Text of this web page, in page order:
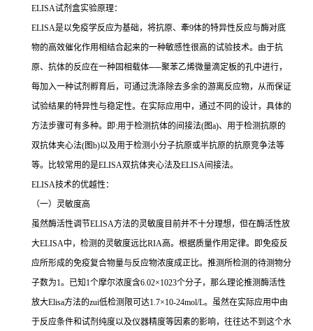
ELISA试剂盒实验原理：
ELISA是以免疫学反应为基础，将抗原、牽9体的特异性反应与酶对底
物的高效催化作用相结合起来的一种敏感性很高的试验技术。由于抗
原、抗体的反应在一种固相载体──聚苯乙烯微量滴定板的孔中进行，
每加入一种试剂孵育后，可通过洗涤除去多余的游离反应物，从而保证
试验结果的特异性与稳定性。在实际应用中，通过不同的设计，具体的
方法步骤可有多种。即:用于检测抗体的间接法(图a)、用于检测抗原的
双抗体夹心法(图b)以及用于检测小分子抗原或半抗原的抗原竞争法等
等。比较常用的是ELISA双抗体夹心法及ELISA间接法。
ELISA技术的优越性：
（一）灵敏度高
虽然酶活性调节ELISA方法的灵敏度目前并不十分理想，但在酶活性放
大ELISA中，检测的灵敏度远比RIA高。根据质量作用定律。即免疫反
应所形成的免疫复合物量与反应物浓度成正比。推测所检测的待测物分
子数为1。已知 1个摩尔浓度含6.02×1023个分子，那么理论推测酶活性
放大Elisa方法的zui低检测限可达1.7×10-24mol/L。虽然在实际应用中由
于反应条件和试剂纯度以及仪器精度等因素的影响，往往达不到这个水